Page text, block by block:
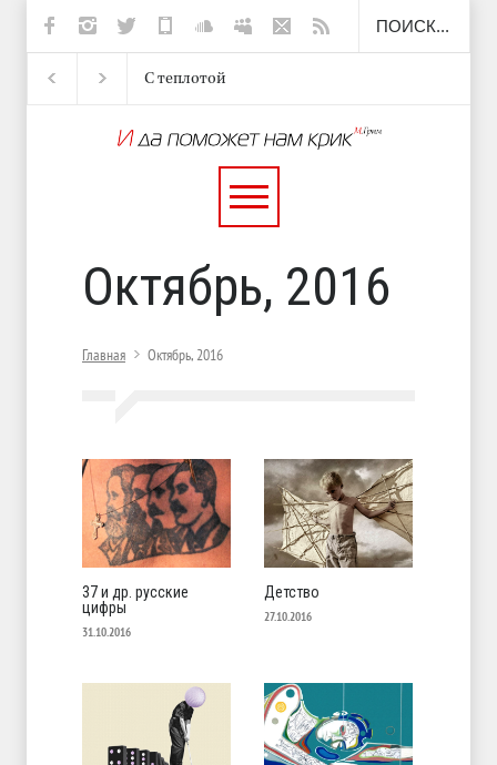
С теплотой
Октябрь, 2016
Главная Октябрь, 2016
37 и др. русские
цифры
31.10.2016
Детство
27.10.2016